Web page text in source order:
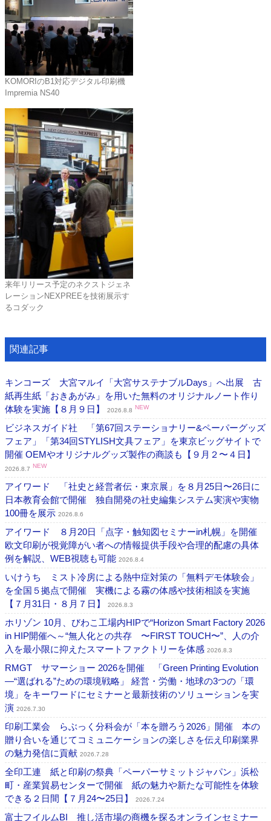
KOMORIのB1対応デジタル印刷機
Impremia NS40
来年リリース予定のネクストジェネ
レーションNEXPREEを技術展示す
るコダック
関連記事
キンコーズ 大宮マルイ「大宮サステナブルDays」へ出展 古
紙再生紙「おきあがみ」を用いた無料のオリジナルノート作り
体験を実施【８月９日】
2026.8.8 NEW
ビジネスガイド社 「第67回ステーショナリー&ペーパーグッズ
フェア」「第34回STYLISH文具フェア」を東京ビッグサイトで
開催 OEMやオリジナルグッズ製作の商談も【９月２〜４日】
2026.8.7 NEW
アイワード 「社史と経営者伝・東京展」を８月25日〜26日に
日本教育会館で開催 独自開発の社史編集システム実演や実物
100冊を展示 2026.8.6
アイワード ８月20日「点字・触知図セミナーin札幌」を開催
欧文印刷が視覚障がい者への情報提供手段や合理的配慮の具体
例を解説、WEB視聴も可能 2026.8.4
いけうち ミスト冷房による熱中症対策の「無料デモ体験会」
を全国５拠点で開催 実機による霧の体感や技術相談を実施
【７月31日・８月７日】
2026.8.3
ホリゾン 10月、びわこ工場内HIPで“Horizon Smart Factory 2026
in HIP開催へ～“無人化との共存 〜FIRST TOUCH〜”、人の介
入を最小限に抑えたスマートファクトリーを体感 2026.8.3
RMGT サマーショー 2026を開催 「Green Printing Evolution
―“選ばれる”ための環境戦略」 経営・労働・地球の3つの「環
境」をキーワードにセミナーと最新技術のソリューションを実
演 2026.7.30
印刷工業会 らぶっく分科会が「本を贈ろう2026」開催 本の
贈り合いを通じてコミュニケーションの楽しさを伝え印刷業界
の魅力発信に貢献 2026.7.28
全印工連 紙と印刷の祭典「ペーパーサミットジャパン」浜松
町・産業貿易センターで開催 紙の魅力や新たな可能性を体験
できる２日間【７月24〜25日】
2026.7.24
富士フイルムBI 推し活市場の商機を探るオンラインセミナー